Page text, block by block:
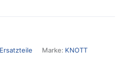
Marke: KNOTT